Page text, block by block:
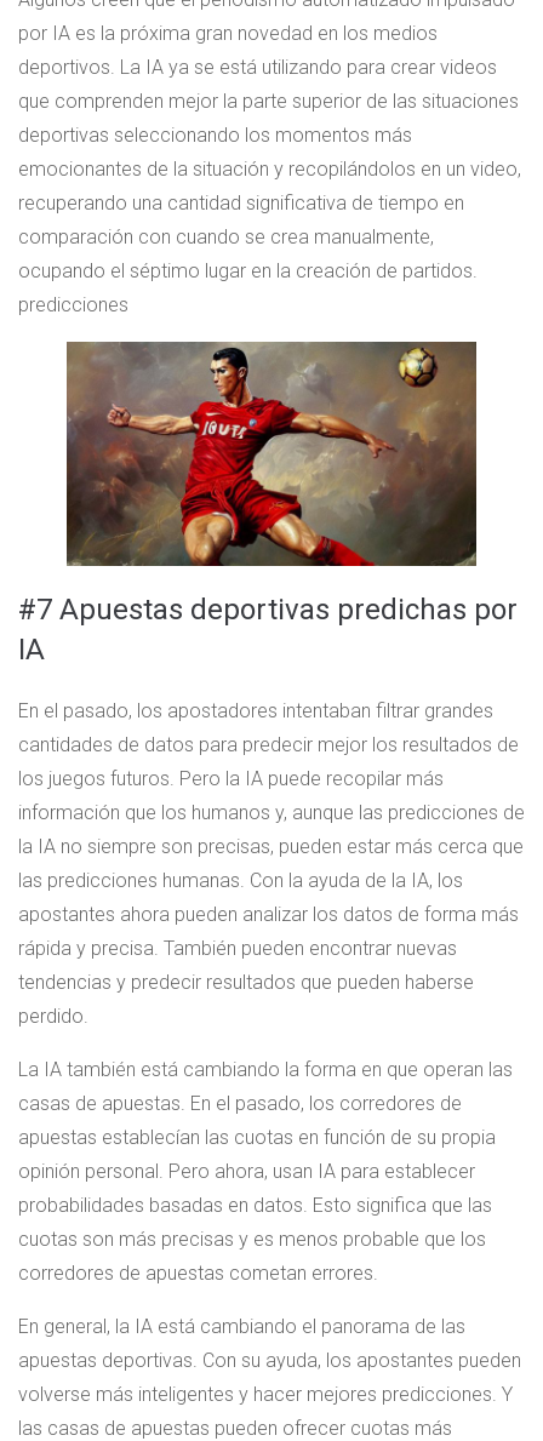
por IA es la próxima gran novedad en los medios
deportivos. La IA ya se está utilizando para crear videos
que comprenden mejor la parte superior de las situaciones
deportivas seleccionando los momentos más
emocionantes de la situación y recopilándolos en un video,
recuperando una cantidad significativa de tiempo en
comparación con cuando se crea manualmente,
ocupando el séptimo lugar en la creación de partidos.
predicciones
#7 Apuestas deportivas predichas por
IA
En el pasado, los apostadores intentaban filtrar grandes
cantidades de datos para predecir mejor los resultados de
los juegos futuros. Pero la IA puede recopilar más
información que los humanos y, aunque las predicciones de
la IA no siempre son precisas, pueden estar más cerca que
las predicciones humanas. Con la ayuda de la IA, los
apostantes ahora pueden analizar los datos de forma más
rápida y precisa. También pueden encontrar nuevas
tendencias y predecir resultados que pueden haberse
perdido.
La IA también está cambiando la forma en que operan las
casas de apuestas. En el pasado, los corredores de
apuestas establecían las cuotas en función de su propia
opinión personal. Pero ahora, usan IA para establecer
probabilidades basadas en datos. Esto significa que las
cuotas son más precisas y es menos probable que los
corredores de apuestas cometan errores.
En general, la IA está cambiando el panorama de las
apuestas deportivas. Con su ayuda, los apostantes pueden
volverse más inteligentes y hacer mejores predicciones. Y
las casas de apuestas pueden ofrecer cuotas más